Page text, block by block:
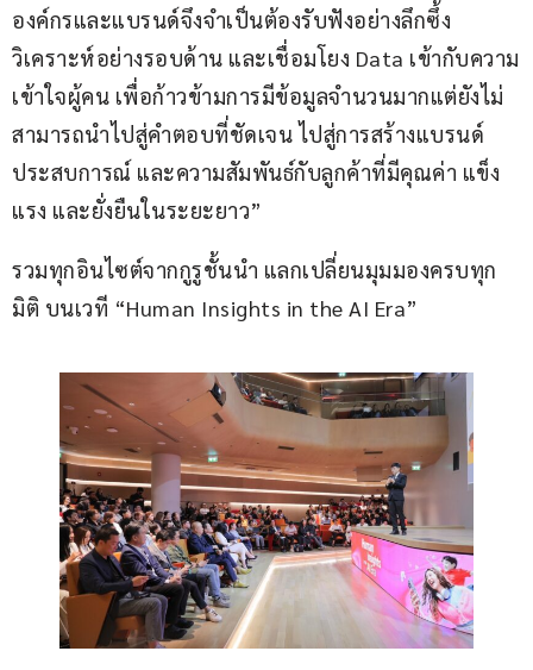
องค์กรและแบรนด์จึงจำเป็นต้องรับฟังอย่างลึกซึ้ง
วิเคราะห์อย่างรอบด้าน และเชื่อมโยง Data เข้ากับความ
เข้าใจผู้คน เพื่อก้าวข้ามการมีข้อมูลจำนวนมากแต่ยังไม่
สามารถนำไปสู่คำตอบที่ชัดเจน ไปสู่การสร้างแบรนด์
ประสบการณ์ และความสัมพันธ์กับลูกค้าที่มีคุณค่า แข็ง
แรง และยั่งยืนในระยะยาว”
รวมทุกอินไซต์จากกูรูชั้นนำ แลกเปลี่ยนมุมมองครบทุก
มิติ บนเวที “Human Insights in the AI Era”